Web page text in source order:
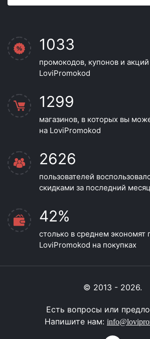
1033
промокодов, купонов и
LoviPromokod
1299
магазинов, в которых вы
на LoviPromokod
2626
пользователей
скидками за последний месяц
42%
столько в среднем экономят
LoviPromokod на покупках
© 2013 - 2026.
Есть вопросы или
Напишите нам: